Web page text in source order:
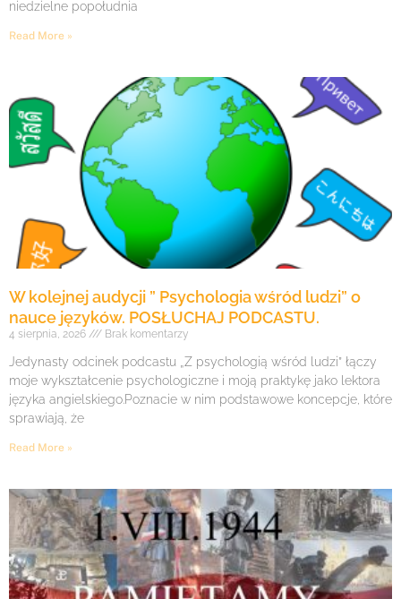
niedzielne popołudnia
Read More »
W kolejnej audycji ” Psychologia wśród ludzi” o
nauce języków. POSŁUCHAJ PODCASTU.
4 sierpnia, 2026 Brak komentarzy
Jedynasty odcinek podcastu „Z psychologią wśród ludzi” łączy
moje wykształcenie psychologiczne i moją praktykę jako lektora
języka angielskiego.Poznacie w nim podstawowe koncepcje, które
sprawiają, że
Read More »